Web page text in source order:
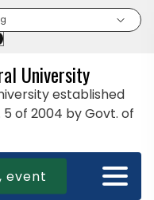
University
established
of 2004 by Govt. of